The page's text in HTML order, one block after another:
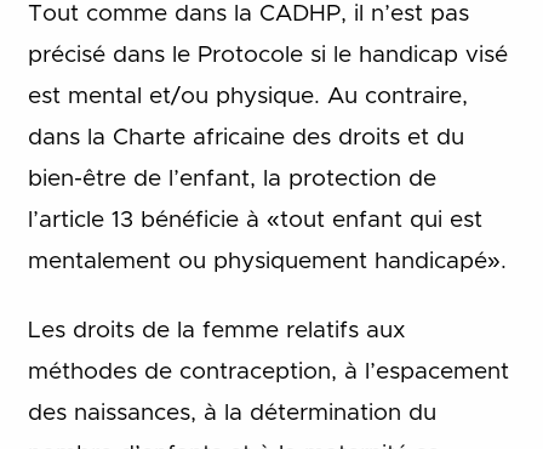
Tout comme dans la CADHP, il n’est pas
précisé dans le Protocole si le handicap visé
est mental et/ou physique. Au contraire,
dans la Charte africaine des droits et du
bien-être de l’enfant, la protection de
l’article 13 bénéficie à «tout enfant qui est
mentalement ou physiquement handicapé».
Les droits de la femme relatifs aux
méthodes de contraception, à l’espacement
des naissances, à la détermination du